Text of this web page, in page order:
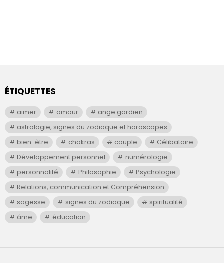
ÉTIQUETTES
aimer amour
ange gardien
astrologie, signes du zodiaque et horoscopes
bien-être
chakras couple
Célibataire
Développement personnel
numérologie
personnalité
Philosophie
Psychologie
Relations, communication et Compréhension
sagesse
signes du zodiaque
spiritualité
âme
éducation